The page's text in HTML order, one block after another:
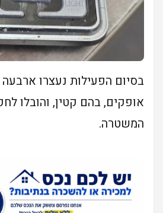
בסיום הפעילות נעצרו
אופקים, בהם קטין, והובלו
המשטרה.